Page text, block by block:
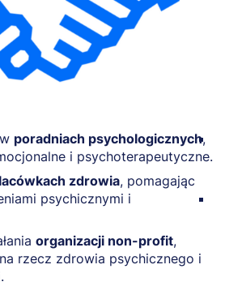
poradniach psychologicznych,
i psychoterapeutyczne.
zdrowia, pomagając
psychicznymi i
organizacji non-profit,
rzecz zdrowia psychicznego i